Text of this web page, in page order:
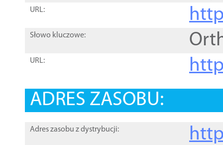
URL:
Słowo kluczowe:
URL:
ADRES ZASOBU:
Adres zasobu z dystrybucji: